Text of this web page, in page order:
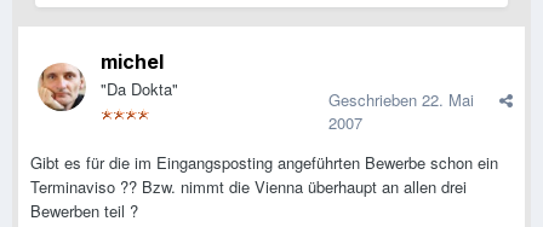
michel
"Da Dokta" Geschrieben 22. Mai
2007
Gibt es für die im Eingangsposting angeführten Bewerbe schon ein
Terminaviso ?? Bzw. nimmt die Vienna überhaupt an allen drei
Bewerben teil ?